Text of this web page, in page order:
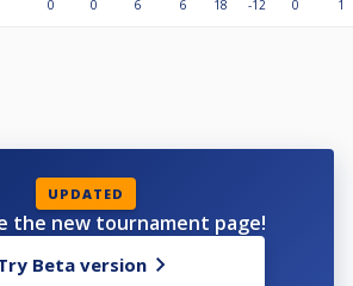
0 0 6 6 18 -12 0 1
UPDATED
the new tournament page!
Beta version